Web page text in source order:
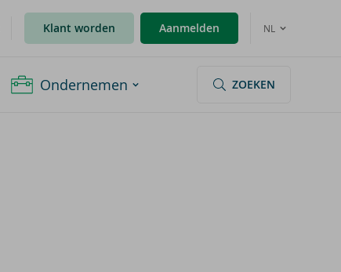
Klant worden Aanmelden NL
Ondernemen ZOEKEN